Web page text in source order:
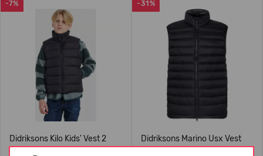
-7%
Didriksons Kilo Kids' Vest 2
-31%
Didriksons Marino Usx Vest